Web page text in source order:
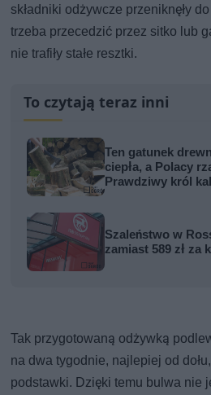
składniki odżywcze przeniknęły
trzeba przecedzić przez sitko lub
nie trafiły stałe resztki.
To czytają teraz inni
Ten gatunek
ciepła, a Polacy
Prawdziwy król
Szaleństwo w
zamiast 589 zł za
Tak przygotowaną odżywką
na dwa tygodnie, najlepiej od
podstawki. Dzięki temu bulwa nie